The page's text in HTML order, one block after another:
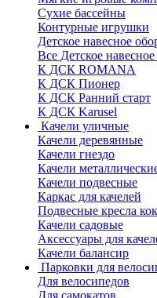
Сухие бассейны
Контурные игрушки
Детское навесное
Все Детское
К ДСК ROMANA
К ДСК Пионер
К ДСК Ранний старт
К ДСК Karusel
Качели уличные
Качели деревянные
Качели гнездо
Качели
Качели подвесные
Каркас для качелей
Подвесные кресла
Качели садовые
Аксессуары для
Качели балансир
Парковки для
Для велосипедов
Для самокатов